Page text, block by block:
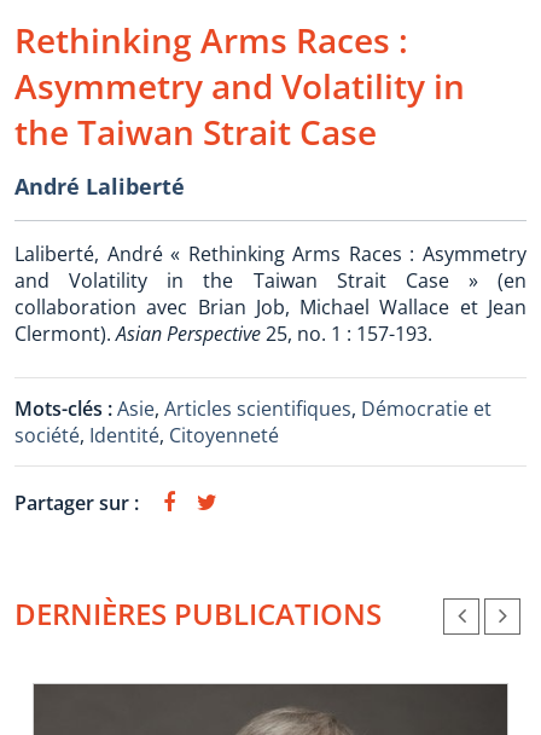
Rethinking Arms Races :
Asymmetry and Volatility in
the Taiwan Strait Case
André Laliberté
Laliberté, André « Rethinking Arms Races : Asymmetry
and Volatility in the Taiwan Strait Case » (en
collaboration avec Brian Job, Michael Wallace et Jean
Clermont).Asian Perspective25, no. 1 : 157-193.
Mots-clés :Asie, Articles scientifiques, Démocratie et
société, Identité, Citoyenneté
Partager sur :
DERNIÈRES PUBLICATIONS